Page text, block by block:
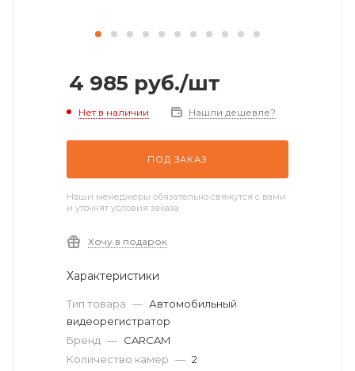
4 985 руб./шт
Нет в наличии Нашли дешевле?
ПОД ЗАКАЗ
Наши менеджеры обязательно свяжутся с вами
и уточнят условия заказа
Хочу в подарок
Характеристики
Тип товара — Автомобильный
видеорегистратор
Бренд — CARCAM
Количество камер — 2